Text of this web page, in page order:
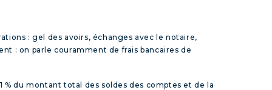
: gel des avoirs, échanges avec le notaire,
: on parle couramment de frais bancaires de
% du montant total des soldes des comptes et de la